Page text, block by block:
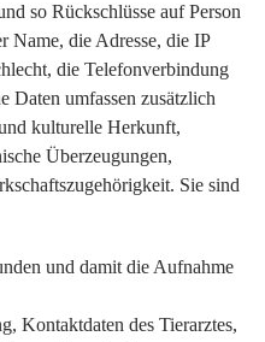
so Rückschlüsse auf Person
Name, die Adresse, die IP
die Telefonverbindung
Daten umfassen zusätzlich
kulturelle Herkunft,
Überzeugungen,
Sie sind
und damit die Aufnahme
Kontaktdaten des Tierarztes,